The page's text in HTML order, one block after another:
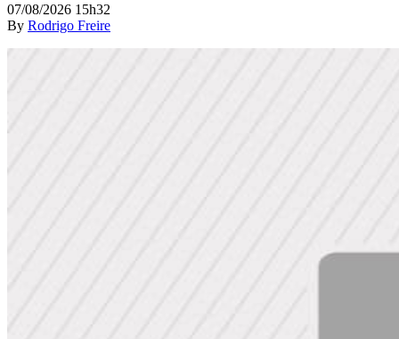
07/08/2026 15h32
By Rodrigo Freire